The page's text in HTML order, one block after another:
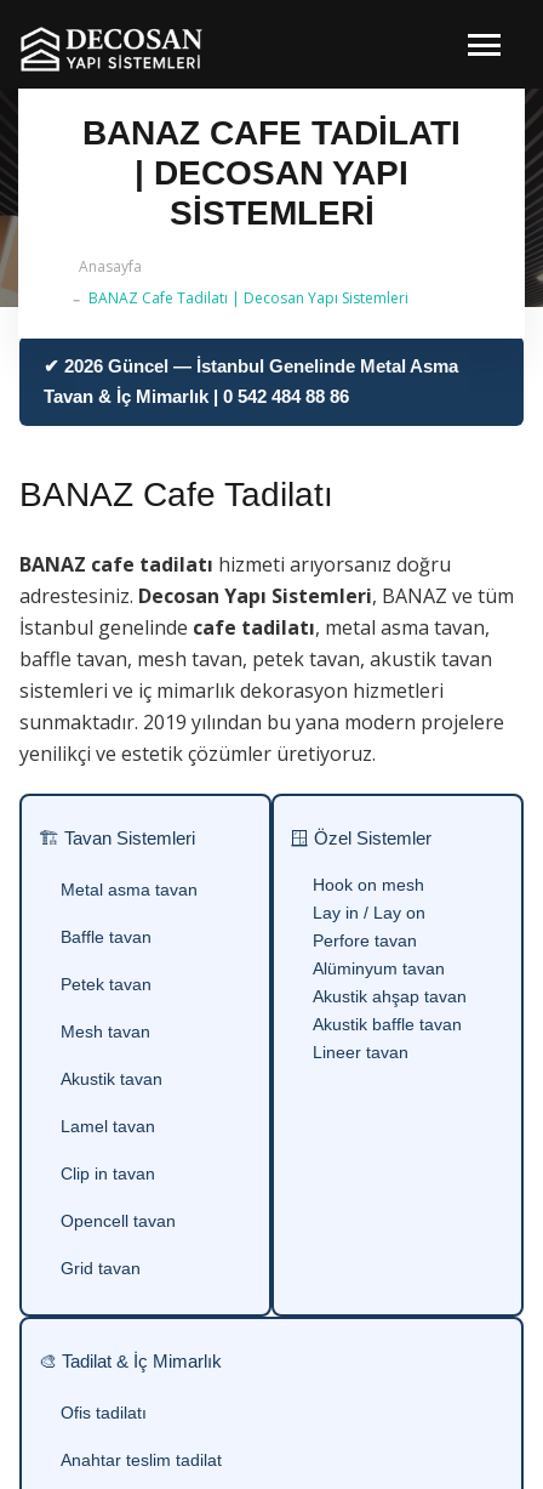
BANAZ CAFE TADILATI
| DECOSAN YAPI
SISTEMLERI
Anasayfa
BANAZ Cafe Tadilatı | Decosan Yapı Sistemleri
✔ 2026 Güncel — İstanbul Genelinde Metal Asma
Tavan & İç Mimarlık | 0 542 484 88 86
BANAZ Cafe Tadilatı
BANAZ cafe tadilatı hizmeti arıyorsanız doğru
adrestesiniz. Decosan Yapı Sistemleri, BANAZ ve tüm
İstanbul genelinde cafe tadilatı, metal asma tavan,
baffle tavan, mesh tavan, petek tavan, akustik tavan
sistemleri ve iç mimarlık dekorasyon hizmetleri
sunmaktadır. 2019 yılından bu yana modern projelere
yenilikçi ve estetik çözümler üretiyoruz.
🏗 Tavan Sistemleri
Metal asma tavan
Baffle tavan
Petek tavan
Mesh tavan
Akustik tavan
Lamel tavan
Clip in tavan
Opencell tavan
Grid tavan
🪟 Özel Sistemler
Hook on mesh
Lay in / Lay on
Perfore tavan
Alüminyum tavan
Akustik ahşap tavan
Akustik baffle tavan
Lineer tavan
🎨 Tadilat & İç Mimarlık
Ofis tadilatı
Anahtar teslim tadilat